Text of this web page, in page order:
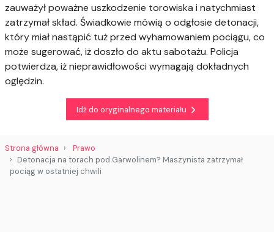
zauważył poważne uszkodzenie torowiska i natychmiast
zatrzymał skład. Świadkowie mówią o odgłosie detonacji,
który miał nastąpić tuż przed wyhamowaniem pociągu, co
może sugerować, iż doszło do aktu sabotażu. Policja
potwierdza, iż nieprawidłowości wymagają dokładnych
oględzin.
Idź do oryginalnego materiału
Strona główna
Prawo
Detonacja na torach pod Garwolinem? Maszynista zatrzymał
pociąg w ostatniej chwili